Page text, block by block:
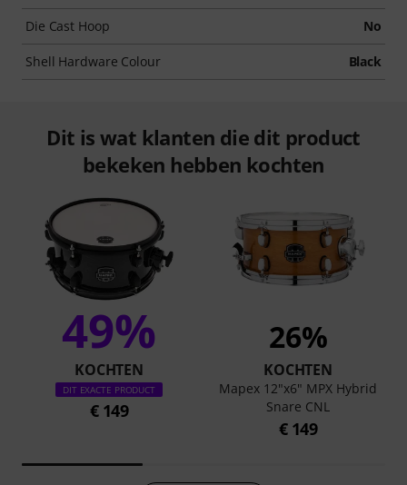
Die Cast Hoop No
Shell Hardware Colour Black
Dit is wat klanten die dit product
bekeken hebben kochten
49%
KOCHTEN
DIT EXACTE PRODUCT
€ 149
26%
KOCHTEN
Mapex 12"x6" MPX Hybrid
Snare CNL
€ 149